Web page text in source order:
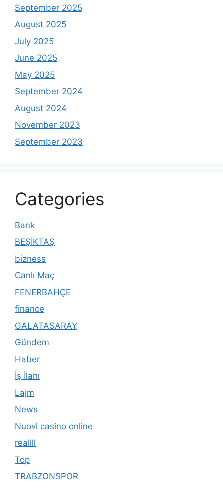
September 2025
August 2025
July 2025
June 2025
May 2025
September 2024
August 2024
November 2023
September 2023
Categories
Bank
BEŞİKTAŞ
bizness
Canlı Maç
FENERBAHÇE
finance
GALATASARAY
Gündem
Haber
İş İlanı
Lajm
News
Nuovi casino online
reallll
Top
TRABZONSPOR